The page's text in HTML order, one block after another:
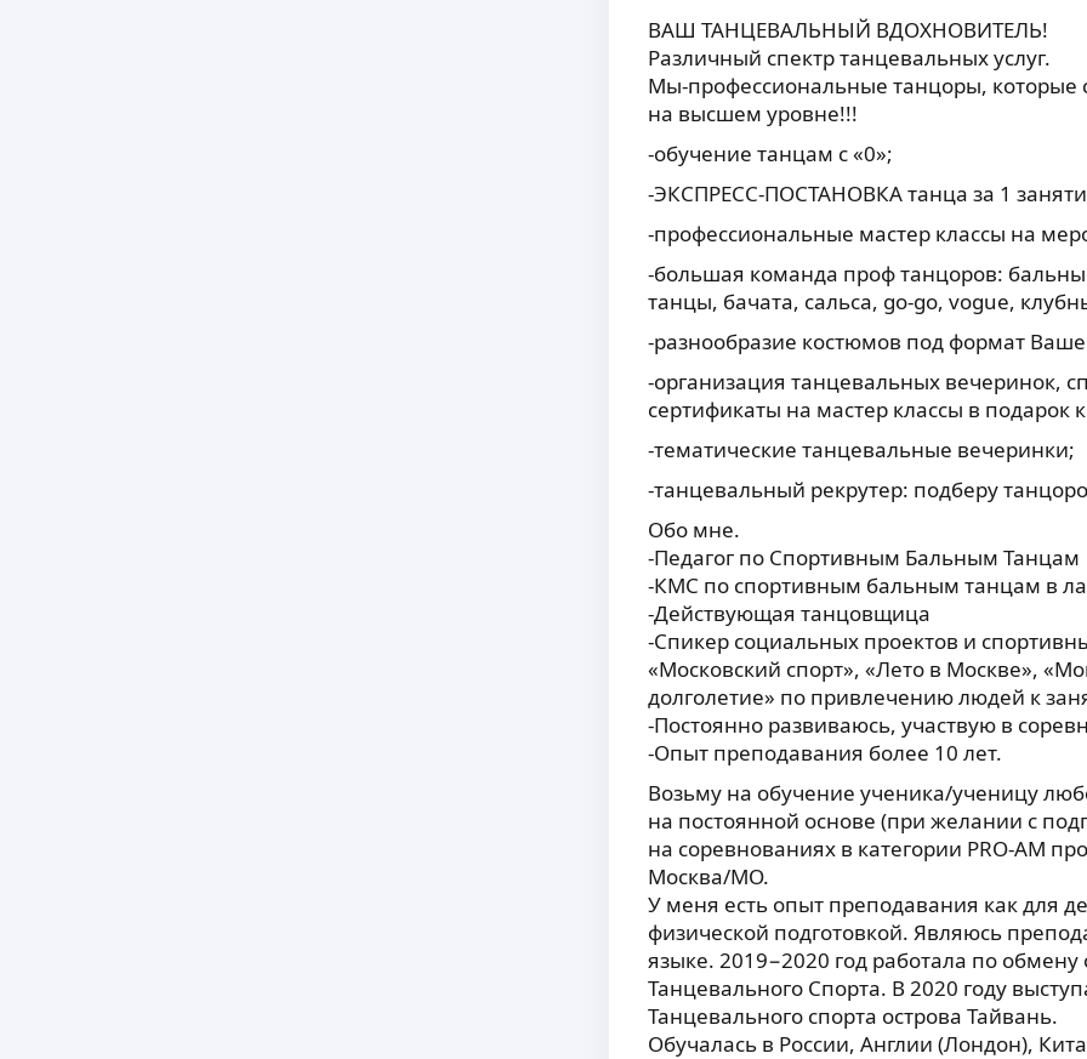
ВАШ ТАНЦЕВАЛЬНЫЙ ВДОХНОВИТЕЛЬ!
Различный спектр танцевальных услуг.
Мы-профессиональные танцоры, которые
на высшем уровне!!!
-обучение танцам с «0»;
-ЭКСПРЕСС-ПОСТАНОВКА танца за 1
-профессиональные мастер классы на
-большая команда проф танцоров:
танцы, бачата, сальса, go-go, vogue,
-разнообразие костюмов под формат
-организация танцевальных вечеринок,
сертификаты на мастер классы в подарок
-тематические танцевальные вечеринки;
-танцевальный рекрутер: подберу
Обо мне.
-Педагог по Спортивным Бальным Танцам
-КМС по спортивным бальным танцам в
-Действующая танцовщица
-Спикер социальных проектов и
«Московский спорт», «Лето в Москве»,
долголетие» по привлечению людей к
-Постоянно развиваюсь, участвую в
-Опыт преподавания более 10 лет.
Возьму на обучение ученика/ученицу
на постоянной основе (при желании с
на соревнованиях в категории PRO-AM
Москва/МО.
У меня есть опыт преподавания как для
физической подготовкой. Являюсь
языке. 2019−2020 год работала по
Танцевального Спорта. В 2020 году
Танцевального спорта острова Тайвань.
Обучалась в России, Англии (Лондон),